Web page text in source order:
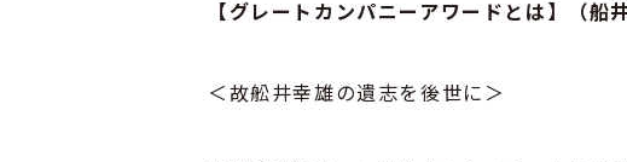
【グレートカンパニーアワードとは】（船
＜故舩井幸雄の遺志を後世に＞